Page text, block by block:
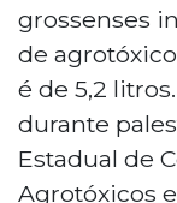
grossenses
de
é de 5,2
durante
Estadual de
Agrotóxicos